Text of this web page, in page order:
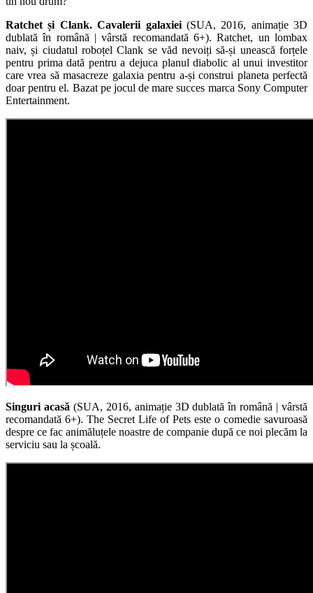
Ratchet și Clank. Cavalerii galaxiei(SUA, 2016, animație 3D
dublată în română | vârstă recomandată 6+). Ratchet, un lombax
naiv, și ciudatul roboțel Clank se văd nevoiți să-și unească forțele
pentru prima dată pentru a dejuca planul diabolic al unui investitor
care vrea să masacreze galaxia pentru a-și construi planeta perfectă
doar pentru el. Bazat pe jocul de mare succes marca Sony Computer
Entertainment.
Singuri acasă (SUA, 2016, animație 3D dublată în română | vârstă
recomandată 6+). The Secret Life of Pets este o comedie savuroasă
despre ce fac animăluțele noastre de companie după ce noi plecăm la
serviciu sau la școală.